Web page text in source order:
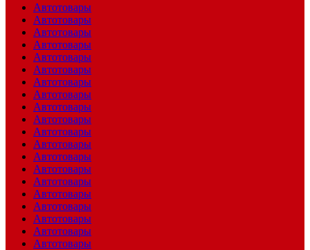
Автотовары
Автотовары
Автотовары
Автотовары
Автотовары
Автотовары
Автотовары
Автотовары
Автотовары
Автотовары
Автотовары
Автотовары
Автотовары
Автотовары
Автотовары
Автотовары
Автотовары
Автотовары
Автотовары
Автотовары